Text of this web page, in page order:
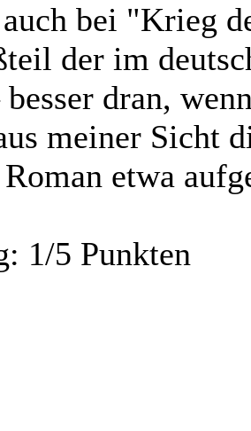
bei "Krieg
der im
besser dran,
meiner Sicht
etwa
1/5 Punkten